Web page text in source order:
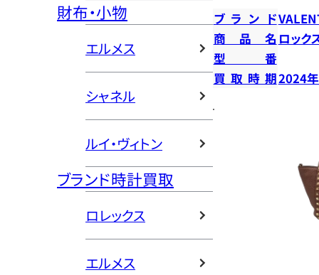
財布・小物
エルメス
シャネル
ルイ・ヴィトン
ブランド時計買取
ロレックス
エルメス
ブランド
商品名 ロック
型番
買取時期2024